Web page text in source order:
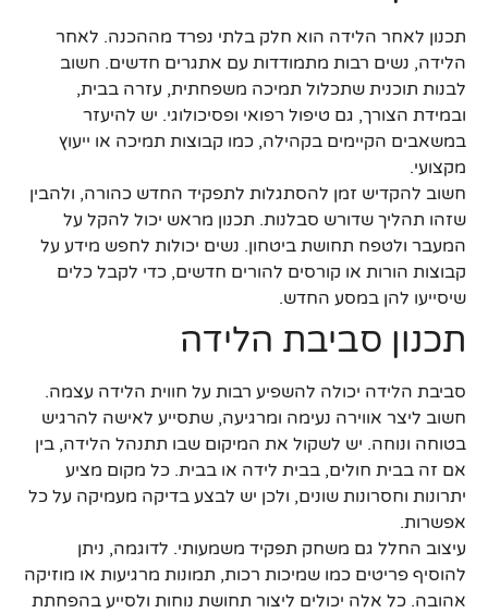
תכנון לאחר הלידה הוא חלק בלתי נפרד מההכנה. לאחר
הלידה, נשים רבות מתמודדות עם אתגרים חדשים. חשוב
לבנות תוכנית שתכלול תמיכה משפחתית, עזרה בבית,
ובמידת הצורך, גם טיפול רפואי ופסיכולוגי. יש להיעזר
במשאבים הקיימים בקהילה, כמו קבוצות תמיכה או ייעוץ
מקצועי.
חשוב להקדיש זמן להסתגלות לתפקיד החדש כהורה, ולהבין
שזהו תהליך שדורש סבלנות. תכנון מראש יכול להקל על
המעבר ולטפח תחושת ביטחון. נשים יכולות לחפש מידע על
קבוצות הורות או קורסים להורים חדשים, כדי לקבל כלים
שיסייעו להן במסע החדש.
תכנון סביבת הלידה
סביבת הלידה יכולה להשפיע רבות על חווית הלידה עצמה.
חשוב ליצר אווירה נעימה ומרגיעה, שתסייע לאישה להרגיש
בטוחה ונוחה. יש לשקול את המיקום שבו תתנהל הלידה, בין
אם זה בבית חולים, בבית לידה או בבית. כל מקום מציע
יתרונות וחסרונות שונים, ולכן יש לבצע בדיקה מעמיקה על כל
אפשרות.
עיצוב החלל גם משחק תפקיד משמעותי. לדוגמה, ניתן
להוסיף פריטים כמו שמיכות רכות, תמונות מרגיעות או מוזיקה
אהובה. כל אלה יכולים ליצור תחושת נוחות ולסייע בהפחתת